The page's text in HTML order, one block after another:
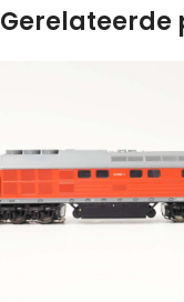
Gerelateerde